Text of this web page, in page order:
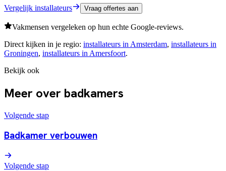
Vergelijk installateurs Vraag offertes aan
Vakmensen vergeleken op hun echte Google-reviews.
Direct kijken in je regio: installateurs in Amsterdam, installateurs in
Groningen, installateurs in Amersfoort.
Bekijk ook
Meer over badkamers
Volgende stap
Badkamer verbouwen
Volgende stap